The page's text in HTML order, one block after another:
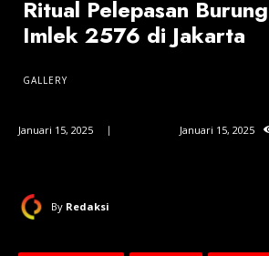
Ritual Pelepasan
Imlek 2576 di Jakarta
GALLERY
Januari 15, 2025 Januari 15, 2025
By Redaksi